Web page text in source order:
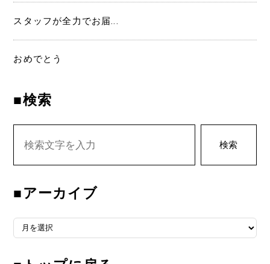
スタッフが全力でお届...
おめでとう
■検索
検索
■アーカイブ
■アーカイブ